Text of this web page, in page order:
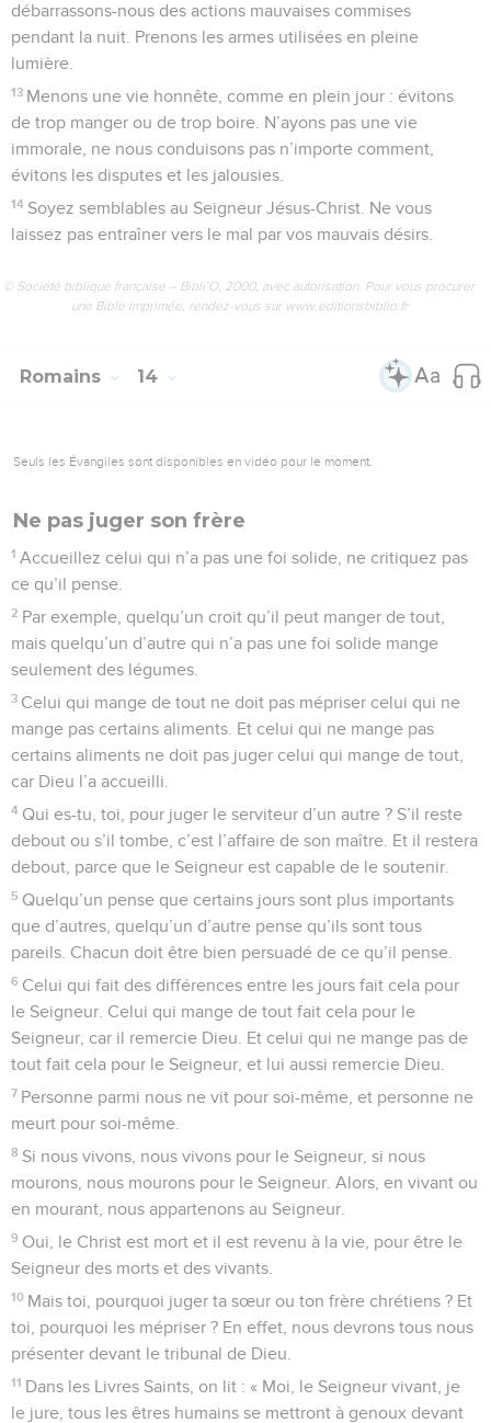
débarrassons-nous des actions mauvaises commises
pendant la nuit. Prenons les armes utilisées en pleine
lumière.
13 Menons une vie honnête, comme en plein jour : évitons
de trop manger ou de trop boire. N’ayons pas une vie
immorale, ne nous conduisons pas n’importe comment,
évitons les disputes et les jalousies.
14 Soyez semblables au Seigneur Jésus-Christ. Ne vous
laissez pas entraîner vers le mal par vos mauvais désirs.
© Société biblique française – Bibli’O, 2000, avec autorisation. Pour vous procurer
une Bible imprimée, rendez-vous sur www.editionsbiblio.fr
Romains 14
Seuls les Évangiles sont disponibles en vidéo pour le moment.
Ne pas juger son frère
1 Accueillez celui qui n’a pas une foi solide, ne critiquez pas
ce qu’il pense.
2 Par exemple, quelqu’un croit qu’il peut manger de tout,
mais quelqu’un d’autre qui n’a pas une foi solide mange
seulement des légumes.
3 Celui qui mange de tout ne doit pas mépriser celui qui ne
mange pas certains aliments. Et celui qui ne mange pas
certains aliments ne doit pas juger celui qui mange de tout,
car Dieu l’a accueilli.
4 Qui es-tu, toi, pour juger le serviteur d’un autre ? S’il reste
debout ou s’il tombe, c’est l’affaire de son maître. Et il restera
debout, parce que le Seigneur est capable de le soutenir.
5 Quelqu’un pense que certains jours sont plus importants
que d’autres, quelqu’un d’autre pense qu’ils sont tous
pareils. Chacun doit être bien persuadé de ce qu’il pense.
6 Celui qui fait des différences entre les jours fait cela pour
le Seigneur. Celui qui mange de tout fait cela pour le
Seigneur, car il remercie Dieu. Et celui qui ne mange pas de
tout fait cela pour le Seigneur, et lui aussi remercie Dieu.
7 Personne parmi nous ne vit pour soi-même, et personne ne
meurt pour soi-même.
8 Si nous vivons, nous vivons pour le Seigneur, si nous
mourons, nous mourons pour le Seigneur. Alors, en vivant ou
en mourant, nous appartenons au Seigneur.
9 Oui, le Christ est mort et il est revenu à la vie, pour être le
Seigneur des morts et des vivants.
10 Mais toi, pourquoi juger ta sœur ou ton frère chrétiens ? Et
toi, pourquoi les mépriser ? En effet, nous devrons tous nous
présenter devant le tribunal de Dieu.
11 Dans les Livres Saints, on lit : « Moi, le Seigneur vivant, je
le jure, tous les êtres humains se mettront à genoux devant